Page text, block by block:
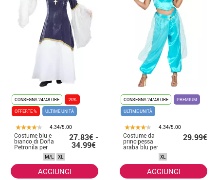
CONSEGNA 24/48 ORE
-20%
OFFERTE %
ULTIME UNITÀ
4.34/5.00
Costume blu e
bianco di Doña
Petronila per
27.83€ -
34.99€
M/L XL
AGGIUNGI
CONSEGNA 24/48 ORE
PREMIUM
ULTIME UNITÀ
4.34/5.00
Costume da
principessa
araba blu per
29.99€
XL
AGGIUNGI